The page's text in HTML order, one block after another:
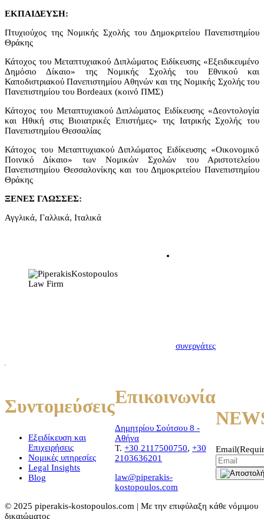
ΕΚΠΑΙΔΕΥΣΗ:
Πτυχιούχος της Νομικής Σχολής του Δημοκριτείου Πανεπιστημίου
Θράκης
Κάτοχος του Μεταπτυχιακού Διπλώματος Ειδίκευσης «Εξειδικευμένο
Δημόσιο Δίκαιο» της Νομικής Σχολής του Εθνικού και
Καποδιστριακού Πανεπιστημίου Αθηνών και της Νομικής Σχολής του
Πανεπιστημίου του Bordeaux (κοινό ΠΜΣ)
Κάτοχος του Μεταπτυχιακού Διπλώματος Ειδίκευσης «Δεοντολογία
και Ηθική στις Βιοιατρικές Επιστήμες» της Ιατρικής Σχολής του
Πανεπιστημίου Θεσσαλίας
Κάτοχος του Μεταπτυχιακού Διπλώματος Ειδίκευσης «Οικονομικό
Ποινικό Δίκαιο» των Νομικών Σχολών του Αριστοτελείου
Πανεπιστημίου Θεσσαλονίκης και του Δημοκριτείου Πανεπιστημίου
Θράκης
ΞΕΝΕΣ ΓΛΩΣΣΕΣ:
Αγγλικά, Γαλλικά, Ιταλικά
συνεργάτες
Συντομεύσεις
Εξειδίκευση και
Επιχειρήσεις
Νομικές υπηρεσίες
Legal Insights
Blog
Επικοινωνία
Δημητρίου Σούτσου 8 -
Αθήνα
T. +30 2117500750, +30
2103636201
law@piperakis-
kostopoulos.com
Email
© 2025 piperakis-kostopoulos.com | Με την επιφύλαξη κάθε νόμιμου
δικαιώματος